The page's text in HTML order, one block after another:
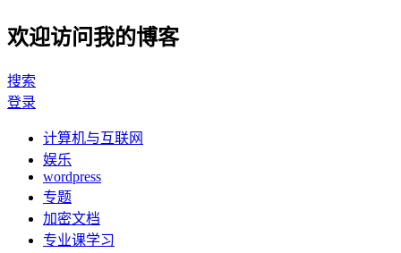
欢迎访问我的博客
搜索
登录
计算机与互联网
娱乐
wordpress
专题
加密文档
专业课学习